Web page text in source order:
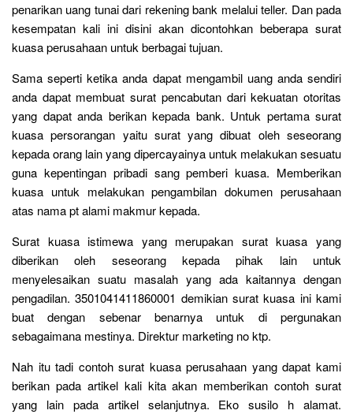
penarikan uang tunai dari rekening bank melalui teller. Dan pada
kesempatan kali ini disini akan dicontohkan beberapa surat
kuasa perusahaan untuk berbagai tujuan.
Sama seperti ketika anda dapat mengambil uang anda sendiri
anda dapat membuat surat pencabutan dari kekuatan otoritas
yang dapat anda berikan kepada bank. Untuk pertama surat
kuasa persorangan yaitu surat yang dibuat oleh seseorang
kepada orang lain yang dipercayainya untuk melakukan sesuatu
guna kepentingan pribadi sang pemberi kuasa. Memberikan
kuasa untuk melakukan pengambilan dokumen perusahaan
atas nama pt alami makmur kepada.
Surat kuasa istimewa yang merupakan surat kuasa yang
diberikan oleh seseorang kepada pihak lain untuk
menyelesaikan suatu masalah yang ada kaitannya dengan
pengadilan. 3501041411860001 demikian surat kuasa ini kami
buat dengan sebenar benarnya untuk di pergunakan
sebagaimana mestinya. Direktur marketing no ktp.
Nah itu tadi contoh surat kuasa perusahaan yang dapat kami
berikan pada artikel kali kita akan memberikan contoh surat
yang lain pada artikel selanjutnya. Eko susilo h alamat.